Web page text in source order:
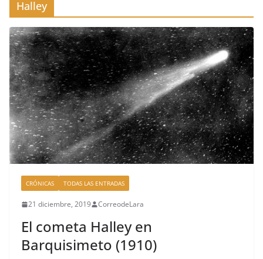
Halley
CRÓNICAS TODAS LAS ENTRADAS
21 diciembre, 2019 CorreodeLara
El cometa Halley en
Barquisimeto (1910)